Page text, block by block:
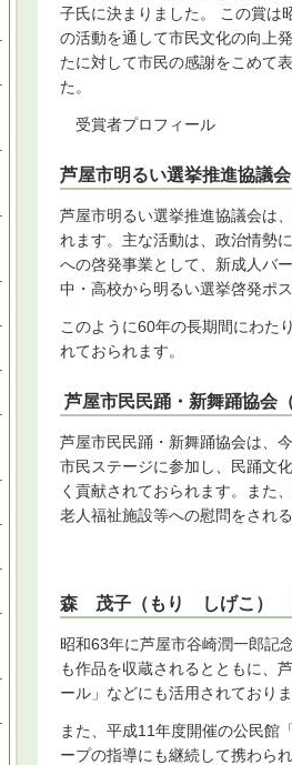
子氏に決まりました。 この賞は
の活動を通して市民文化の向上
たに対して市民の感謝をこめて
た。
受賞者プロフィール
芦屋市明るい選挙推進協議
芦屋市明るい選挙推進協議会は
れます。主な活動は、政治情勢
への啓発事業として、新成人バ
中・高校から明るい選挙啓発ポ
このように60年の長期間にわた
れておられます。
芦屋市民民踊・新舞踊協会
芦屋市民民踊・新舞踊協会は、
市民ステージに参加し、民踊文
く貢献されておられます。また
老人福祉施設等への慰問をされ
森 茂子（もり しげこ）
昭和63年に芦屋市谷崎潤一郎記
も作品を収蔵されるとともに、
ール」などにも活用されておりま
また、平成11年度開催の公民館
ープの指導にも継続して携わら